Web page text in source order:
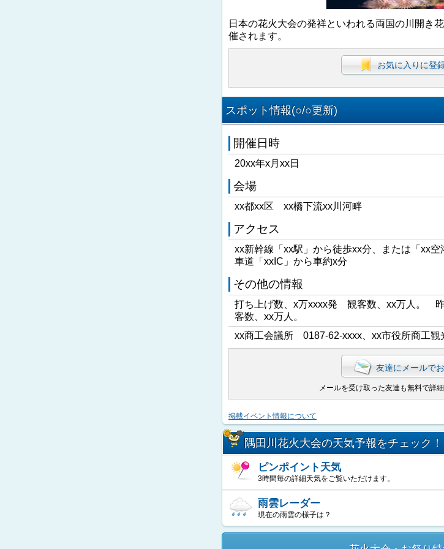
日本の花火大会の発祥といわれる両国の川開き
催されます。
お気に入りに登
スポット情報(○/○更新)
開催日時
20xx年x月xx日
会場
xx都xx区 xx橋下流xx川河畔
アクセス
xx新幹線「xx駅」から徒歩xx分、または「xx
車道「xxIC」から車約x分
その他の情報
打ち上げ数、x万xxxx発 観客数、xx万人。
客数、xx万人。
xx商工会議所 0187-62-xxxx、xx市役所商工
友達にメールで
メールを受け取った友達も無料で詳
掲載イベント情報について
隅田川花火大会の天気予報をチェック！
ピンポイント天気
3時間毎の詳細天気をご覧いただけます。
雨雲レーダー
現在の雨雲の様子は？